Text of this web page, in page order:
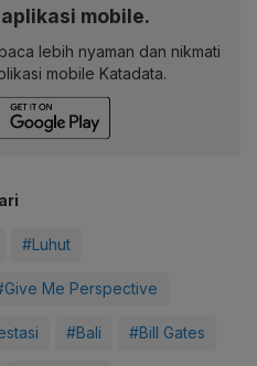
mobile.
lebih nyaman dan nikmati
mobile Katadata.
#Luhut
Me Perspective
#Bali #Bill Gates